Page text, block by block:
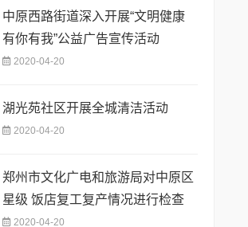
中原西路街道深入开展“文明健康
有你有我”公益广告宣传活动
2020-04-20
湖光苑社区开展全城清洁活动
2020-04-20
郑州市文化广电和旅游局对中原区
星级 饭店复工复产情况进行检查
2020-04-20